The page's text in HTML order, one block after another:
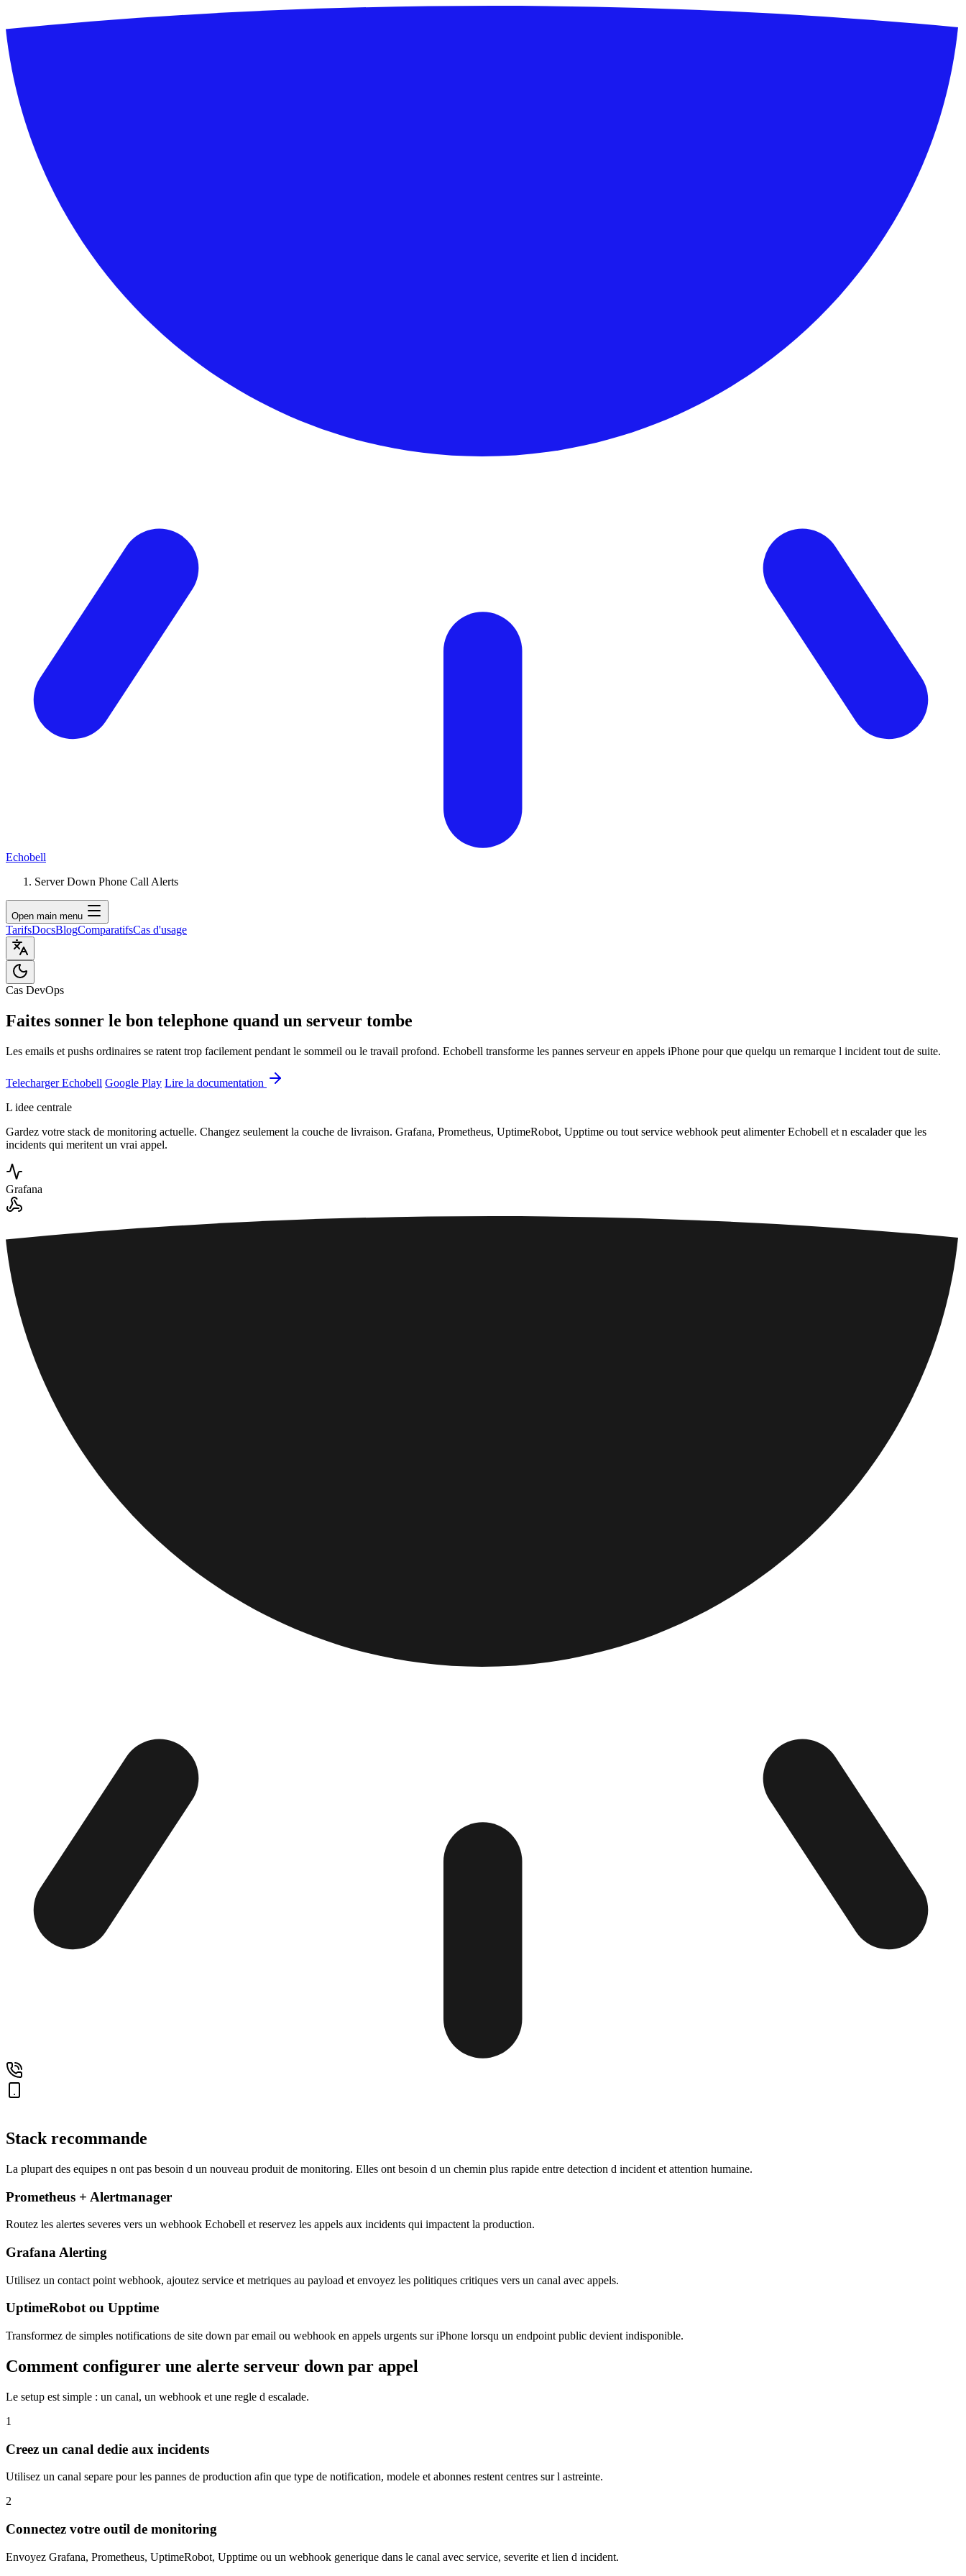
Echobell
Server Down Phone Call Alerts
Open main menu
TarifsDocsBlogComparatifsCas d'usage
Cas DevOps
Faites sonner le bon telephone quand un serveur tombe
Les emails et pushs ordinaires se ratent trop facilement pendant le sommeil ou le travail profond. Echobell transforme les pannes serveur en appels iPhone pour que quelqu un remarque l incident tout de suite.
Telecharger Echobell Google Play Lire la documentation
L idee centrale
Gardez votre stack de monitoring actuelle. Changez seulement la couche de livraison. Grafana, Prometheus, UptimeRobot, Upptime ou tout service webhook peut alimenter Echobell et n escalader que les
incidents qui meritent un vrai appel.
Grafana
Stack recommande
La plupart des equipes n ont pas besoin d un nouveau produit de monitoring. Elles ont besoin d un chemin plus rapide entre detection d incident et attention humaine.
Prometheus + Alertmanager
Routez les alertes severes vers un webhook Echobell et reservez les appels aux incidents qui impactent la production.
Grafana Alerting
Utilisez un contact point webhook, ajoutez service et metriques au payload et envoyez les politiques critiques vers un canal avec appels.
UptimeRobot ou Upptime
Transformez de simples notifications de site down par email ou webhook en appels urgents sur iPhone lorsqu un endpoint public devient indisponible.
Comment configurer une alerte serveur down par appel
Le setup est simple : un canal, un webhook et une regle d escalade.
1
Creez un canal dedie aux incidents
Utilisez un canal separe pour les pannes de production afin que type de notification, modele et abonnes restent centres sur l astreinte.
2
Connectez votre outil de monitoring
Envoyez Grafana, Prometheus, UptimeRobot, Upptime ou un webhook generique dans le canal avec service, severite et lien d incident.